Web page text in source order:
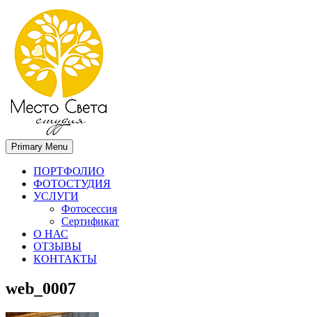
Место света. Свадебный фотограф в Орле Апальков Вячеслав
Свадебный фотограф в Орле
Primary Menu
ПОРТФОЛИО
ФОТОСТУДИЯ
УСЛУГИ
Фотосессия
Сертификат
О НАС
ОТЗЫВЫ
КОНТАКТЫ
web_0007